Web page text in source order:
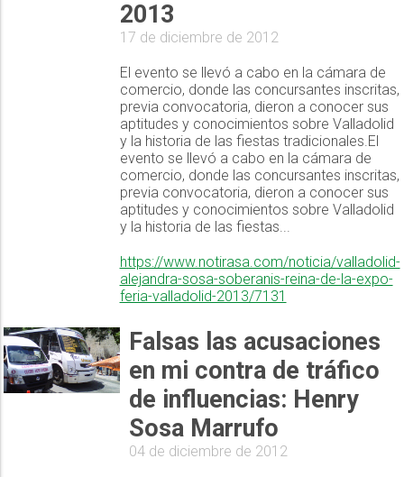
2013
17 de diciembre de 2012
El evento se llevó a cabo en la cámara de
comercio, donde las concursantes inscritas,
previa convocatoria, dieron a conocer sus
aptitudes y conocimientos sobre Valladolid
y la historia de las fiestas tradicionales.El
evento se llevó a cabo en la cámara de
comercio, donde las concursantes inscritas,
previa convocatoria, dieron a conocer sus
aptitudes y conocimientos sobre Valladolid
y la historia de las fiestas...
https://www.notirasa.com/noticia/valladolid-
alejandra-sosa-soberanis-reina-de-la-expo-
feria-valladolid-2013/7131
Falsas las acusaciones
en mi contra de tráfico
de influencias: Henry
Sosa Marrufo
04 de diciembre de 2012